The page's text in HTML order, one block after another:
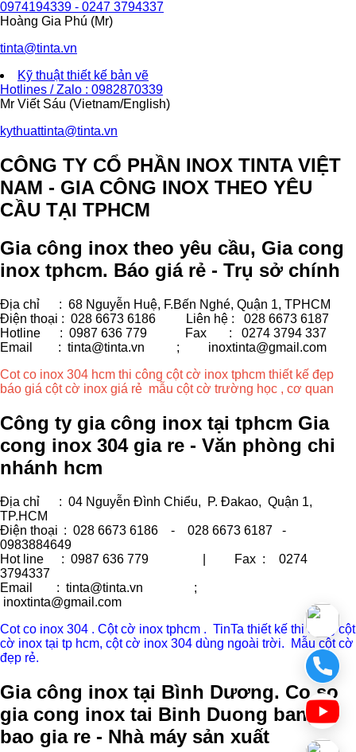
0974194339 - 0247 3794337
Hoàng Gia Phú (Mr)
tinta@tinta.vn
Kỹ thuật thiết kế bản vẽ
Hotlines / Zalo : 0982870339
Mr Viết Sáu (Vietnam/English)
kythuattinta@tinta.vn
CÔNG TY CỔ PHẦN INOX TINTA VIỆT
NAM - GIA CÔNG INOX THEO YÊU
CẦU TẠI TPHCM
Gia công inox theo yêu cầu, Gia cong
inox tphcm. Báo giá rẻ - Trụ sở chính
Địa chỉ : 68 Nguyễn Huệ, F.Bến Nghé, Quận 1, TPHCM
Điện thoại : 028 6673 6186
Liên hệ : 028 6673 6187
Hotline : 0987 636 779 Fax
: 0274 3794 337
Email : tinta@tinta.vn ;
inoxtinta@gmail.com
Cot co inox 304 hcm thi công cột cờ inox tphcm thiết kế đẹp
báo giá cột cờ inox giá rẻ mẫu cột cờ trường học , cơ quan
Công ty gia công inox tại tphcm Gia
cong inox 304 gia re - Văn phòng chi
nhánh hcm
Địa chỉ
: 04 Nguyễn Đình Chiểu, P. Đakao, Quận 1,
TP.HCM
Điện thoại : 028 6673 6186 - 028 6673 6187 -
0983884649
Hot line
: 0987 636 779 | Fax :
0274
3794337
Email
: tinta@tinta.vn ;
inoxtinta@gmail.com
Cot co inox 304 . Cột cờ inox tphcm . TinTa thiết kế thi công cột
cờ inox tại tp hcm, cột cờ inox 304 dùng ngoài trời. Mẫu cột cờ
đẹp rẻ.
Gia công inox tại Bình Dương. Co so
gia cong inox tai Binh Duong bang
bao gia re - Nhà máy sản xuất